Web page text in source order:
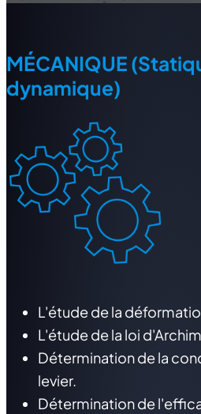
MÉCANIQUE
dynamique)
L'étude de la
L'étude de la loi
Détermination de la
levier.
Détermination de